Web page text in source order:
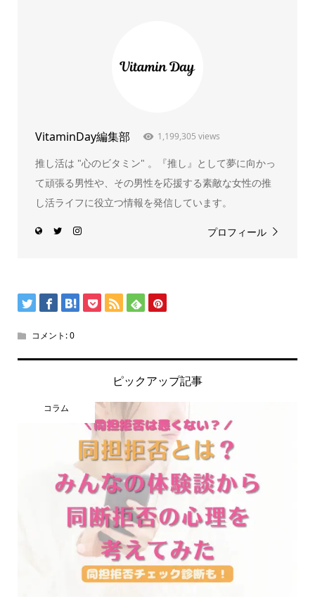
VitaminDay編集部 1,199,305 views
推し活は "心のビタミン" 。『推し』として夢に向かっ
て頑張る男性や、その男性を応援する素敵な女性の推
し活ライフに役立つ情報を発信しています。
プロフィール
コメント:0
ピックアップ記事
コラム